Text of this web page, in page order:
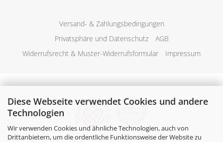
Diese Webseite verwendet Cookies und andere
Technologien
Wir verwenden Cookies und ähnliche Technologien, auch von
Drittanbietern, um die ordentliche Funktionsweise der Website zu
Versand- & Zahlungsbedingungen
Privatsphäre und Datenschutz
AGB
Widerrufsrecht & Muster-Widerrufsformular
Impressum